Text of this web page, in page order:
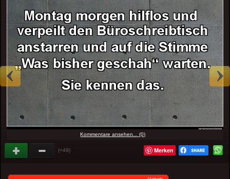
Kommentare ansehen... (0)
(+49) Merken